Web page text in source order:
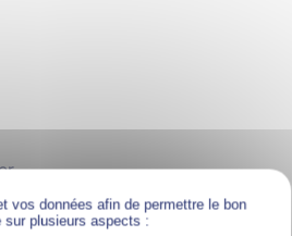
vos données afin de permettre le bon
sur plusieurs aspects :